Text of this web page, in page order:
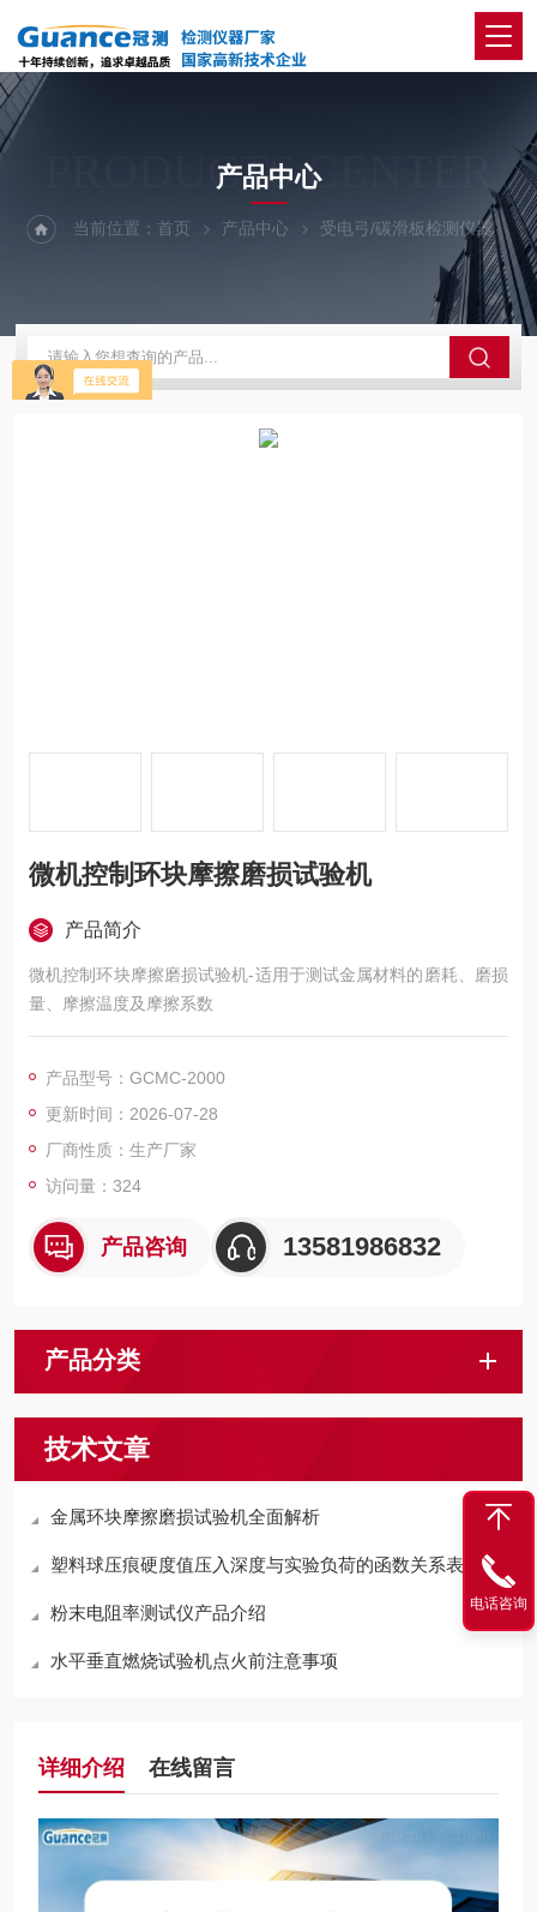
PRODUCTS CENTER
产品中心
当前位置：首页 产品中心 受电弓/碳滑板检测仪器
微机控制环块摩擦磨损试验机
产品简介
微机控制环块摩擦磨损试验机-适用于测试金属材料的磨耗、磨损
量、摩擦温度及摩擦系数
产品型号：GCMC-2000
更新时间：2026-07-28
厂商性质：生产厂家
访问量：324
产品咨询 13581986832
产品分类
技术文章
金属环块摩擦磨损试验机全面解析
塑料球压痕硬度值压入深度与实验负荷的函数关系表
粉末电阻率测试仪产品介绍
水平垂直燃烧试验机点火前注意事项
详细介绍 在线留言
电话咨询